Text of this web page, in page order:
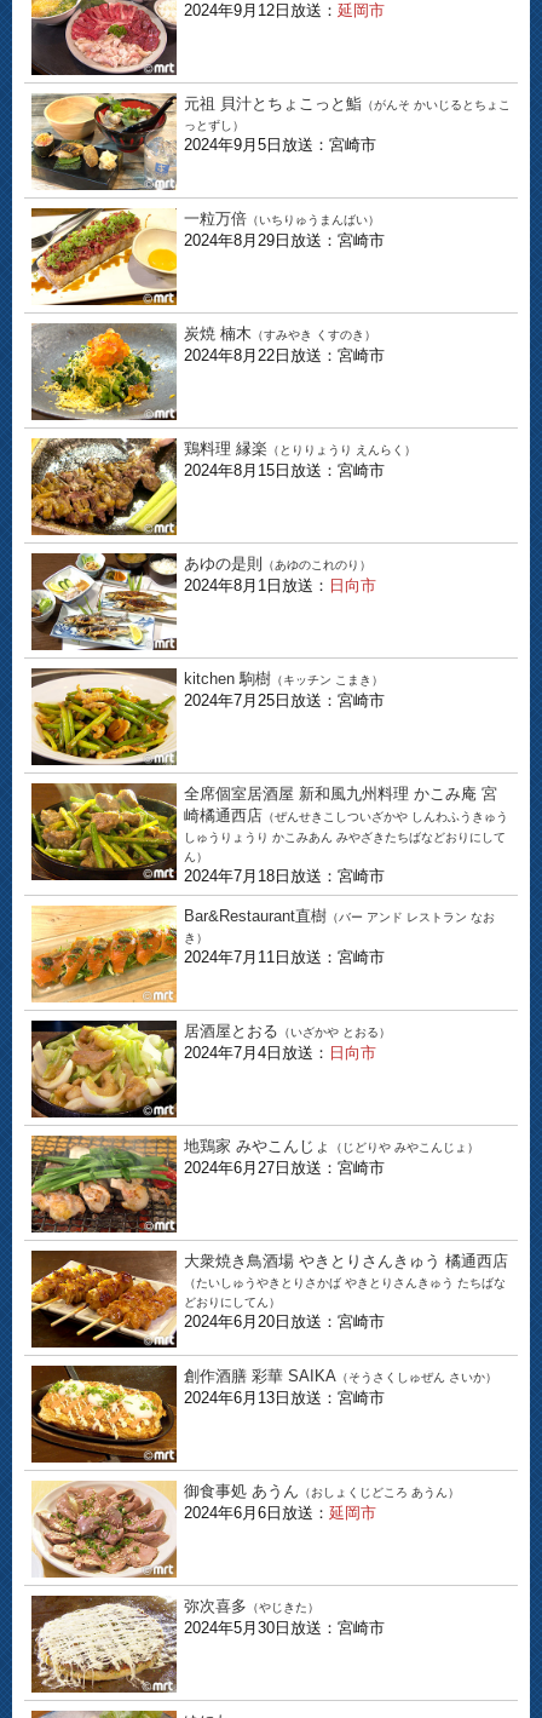
2024年9月12日放送： 延岡市
元祖 貝汁とちょこっと鮨 （がんそ かいじるとちょこ
っとずし）
2024年9月5日放送：宮崎市
一粒万倍 （いちりゅうまんばい）
2024年8月29日放送：宮崎市
炭焼 楠木 （すみやき くすのき）
2024年8月22日放送：宮崎市
鶏料理 縁楽 （とりりょうり えんらく）
2024年8月15日放送：宮崎市
あゆの是則 （あゆのこれのり）
2024年8月1日放送： 日向市
kitchen 駒樹 （キッチン こまき）
2024年7月25日放送：宮崎市
全席個室居酒屋 新和風九州料理 かこみ庵 宮
崎橘通西店 （ぜんせきこしついざかや しんわふうきゅう
しゅうりょうり かこみあん みやざきたちばなどおりにして
ん）
2024年7月18日放送：宮崎市
Bar&Restaurant直樹 （バー アンド レストラン なお
き）
2024年7月11日放送：宮崎市
居酒屋とおる （いざかや とおる）
2024年7月4日放送： 日向市
地鶏家 みやこんじょ （じどりや みやこんじょ）
2024年6月27日放送：宮崎市
大衆焼き鳥酒場 やきとりさんきゅう 橘通西店
（たいしゅうやきとりさかば やきとりさんきゅう たちばな
どおりにしてん）
2024年6月20日放送：宮崎市
創作酒膳 彩華 SAIKA （そうさくしゅぜん さいか）
2024年6月13日放送：宮崎市
御食事処 あうん （おしょくじどころ あうん）
2024年6月6日放送： 延岡市
弥次喜多 （やじきた）
2024年5月30日放送：宮崎市